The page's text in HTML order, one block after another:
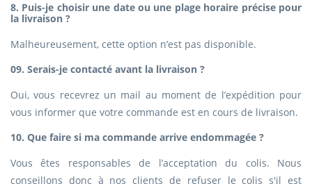
8. Puis-je choisir une date ou une plage horaire précise pour
la livraison ?
Malheureusement, cette option n’est pas disponible.
09. Serais-je contacté avant la livraison ?
Oui, vous recevrez un mail au moment de l’expédition pour
vous informer que votre commande est en cours de livraison.
10. Que faire si ma commande arrive endommagée ?
Vous êtes responsables de l’acceptation du colis. Nous
conseillons donc à nos clients de refuser le colis s'il est